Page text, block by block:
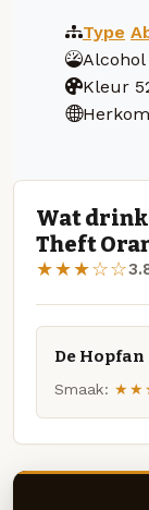
Type
Alcohol
Kleur
Wat
Theft
★★★☆☆
De Hopfan
Smaak: